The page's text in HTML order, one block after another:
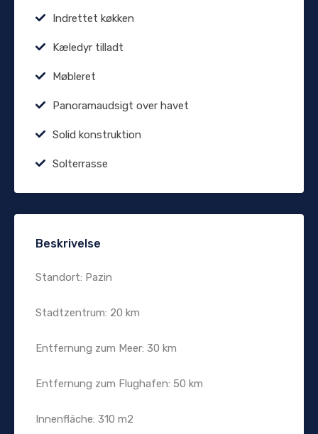
Indrettet køkken
Kæledyr tilladt
Møbleret
Panoramaudsigt over havet
Solid konstruktion
Solterrasse
Beskrivelse
Standort: Pazin
Stadtzentrum: 20 km
Entfernung zum Meer: 30 km
Entfernung zum Flughafen: 50 km
Innenfläche: 310 m2